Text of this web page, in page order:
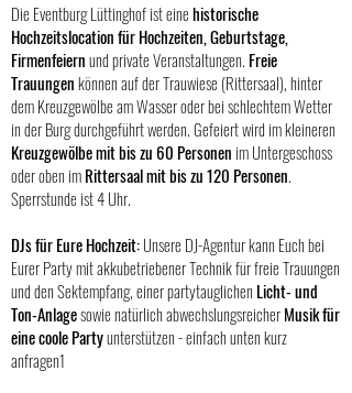
Die Eventburg Lüttinghof ist einehistorische
Hochzeitslocation für Hochzeiten, Geburtstage,
Firmenfeiernund private Veranstaltungen. Freie
Trauungenkönnen auf der Trauwiese (Rittersaal), hinter
dem Kreuzgewölbe am Wasser oder bei schlechtem Wetter
in der Burg durchgeführt werden. Gefeiert wird im kleineren
Kreuzgewölbe mit bis zu 60 Personen im Untergeschoss
oder oben imRittersaal mit bis zu 120 Personen.
Sperrstunde ist 4 Uhr.
DJs für Eure Hochzeit:Unsere DJ-Agentur kann Euch bei
Eurer Party mit akkubetriebener Technik für freie Trauungen
und den Sektempfang, einer partytauglichen Licht- und
Ton-Anlagesowie natürlich abwechslungsreicherMusik für
eine coole Partyunterstützen - einfach unten kurz
anfragen1